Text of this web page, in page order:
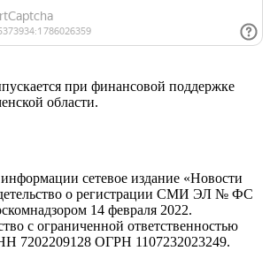
при финансовой поддержке
области.
сетевое издание «Новости
о регистрации СМИ ЭЛ № ФС
14 февраля 2022.
с ограниченной ответственностью
7202209128 ОГРН 1107232023249.